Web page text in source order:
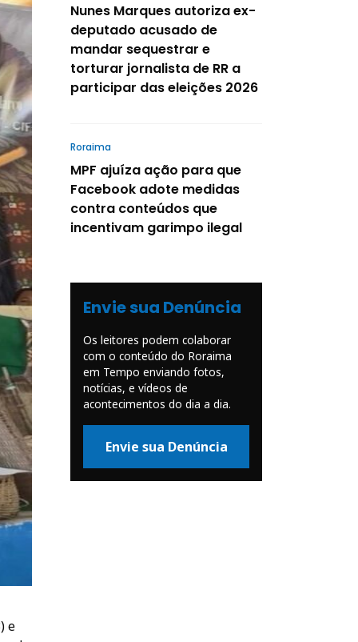
e
Nunes Marques autoriza ex-
deputado acusado de
mandar sequestrar e
torturar jornalista de RR a
participar das eleições 2026
Roraima
MPF ajuíza ação para que
Facebook adote medidas
contra conteúdos que
incentivam garimpo ilegal
Envie sua Denúncia
Os leitores podem colaborar
com o conteúdo do Roraima
em Tempo enviando fotos,
notícias, e vídeos de
acontecimentos do dia a dia.
Envie sua Denúncia